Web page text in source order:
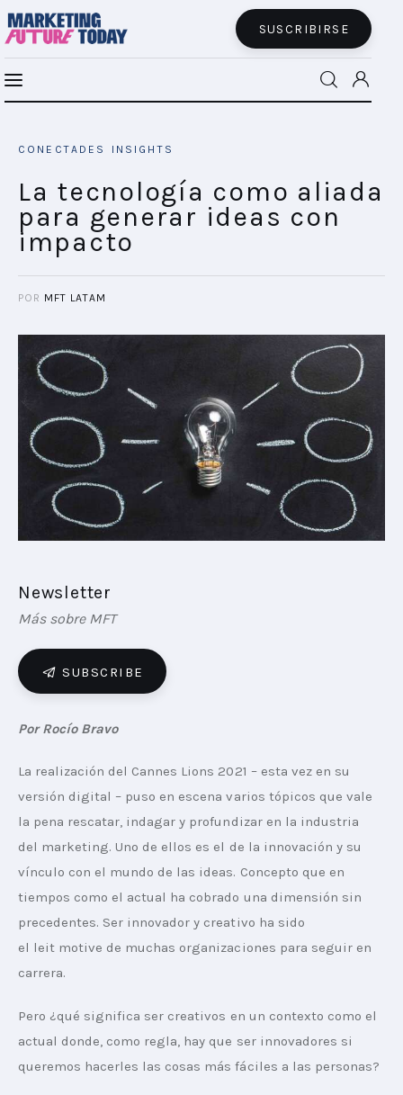
SUSCRIBIRSE
INSIGHTS
CONECTADES
PODCAST
PLAYBOOKS
NOVEDADES DE LOS MIEMBROS
CONECTADES INSIGHTS
La tecnología como aliada
para generar ideas con
impacto
POR MFT LATAM
Newsletter
Más sobre MFT
SUBSCRIBE
Por Rocío Bravo
La realización del Cannes Lions 2021 – esta vez en su
versión digital – puso en escena varios tópicos que vale
la pena rescatar, indagar y profundizar en la industria
del marketing. Uno de ellos es el de la innovación y su
vínculo con el mundo de las ideas. Concepto que en
tiempos como el actual ha cobrado una dimensión sin
precedentes. Ser innovador y creativo ha sido
el leit motive de muchas organizaciones para seguir en
carrera.
Pero ¿qué significa ser creativos en un contexto como el
actual donde, como regla, hay que ser innovadores si
queremos hacerles las cosas más fáciles a las personas?